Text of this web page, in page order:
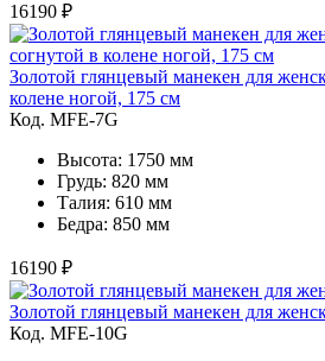
16190 ₽
Золотой глянцевый манекен для
колене ногой, 175 см
Код. MFE-7G
Высота: 1750 мм
Грудь: 820 мм
Талия: 610 мм
Бедра: 850 мм
16190 ₽
Золотой глянцевый манекен для
Код. MFE-10G